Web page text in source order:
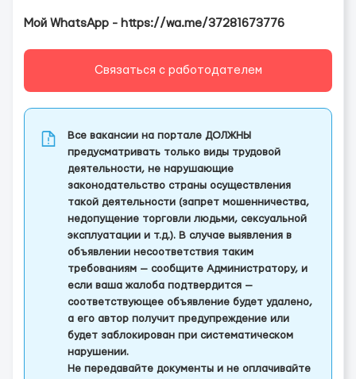
Мой WhatsApp - https://wa.me/37281673776
Связаться с работодателем
Все вакансии на портале ДОЛЖНЫ
предусматривать только виды трудовой
деятельности, не нарушающие
законодательство страны осуществления
такой деятельности (запрет мошенничества,
недопущение торговли людьми, сексуальной
эксплуатации и т.д.). В случае выявления в
объявлении несоответствия таким
требованиям — сообщите Администратору, и
если ваша жалоба подтвердится —
соответствующее объявление будет удалено,
а его автор получит предупреждение или
будет заблокирован при систематическом
нарушении.
Не передавайте документы и не оплачивайте